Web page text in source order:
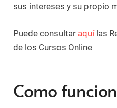
sus intereses y su propio
Puede consultar aquílas
de los Cursos Online
Como